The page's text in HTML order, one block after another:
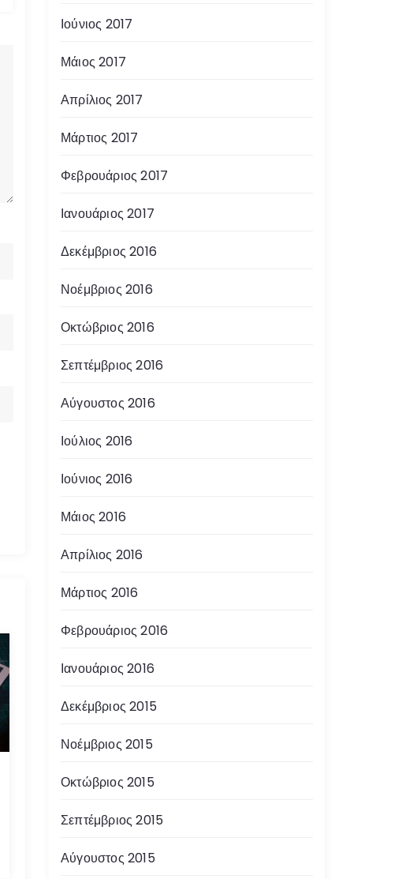
Ιούνιος 2017
Μάιος 2017
Απρίλιος 2017
Μάρτιος 2017
Φεβρουάριος 2017
Ιανουάριος 2017
Δεκέμβριος 2016
Νοέμβριος 2016
Οκτώβριος 2016
Σεπτέμβριος 2016
Αύγουστος 2016
Ιούλιος 2016
Ιούνιος 2016
Μάιος 2016
Απρίλιος 2016
Μάρτιος 2016
Φεβρουάριος 2016
Ιανουάριος 2016
Δεκέμβριος 2015
Νοέμβριος 2015
Οκτώβριος 2015
Σεπτέμβριος 2015
Αύγουστος 2015